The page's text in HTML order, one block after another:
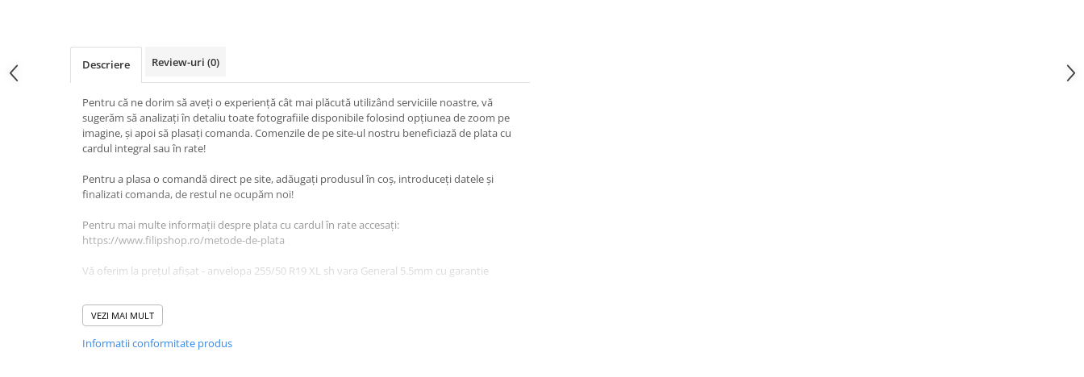
Accesorii Telefon
Aparate premium
Instrumente de scris premium
Descriere Review-uri (0)
Pentru că ne dorim să aveți o experiență cât mai plăcută utilizând serviciile noastre, vă
sugerăm să analizați în detaliu toate fotografiile disponibile folosind opțiunea de zoom pe
imagine, și apoi să plasați comanda. Comenzile de pe site-ul nostru beneficiază de plata cu
cardul integral sau în rate!
Pentru a plasa o comandă direct pe site, adăugați produsul în coș, introduceți datele și
finalizati comanda, de restul ne ocupăm noi!
Pentru mai multe informații despre plata cu cardul în rate accesați:
https://www.filipshop.ro/metode-de-plata
Vă oferim la prețul afișat - anvelopa 255/50 R19 XL sh vara General 5.5mm cu garantie
DETALII PRODUSE:
Lățime: 255
Raza: 19
VEZI MAI MULT
Informatii conformitate produs